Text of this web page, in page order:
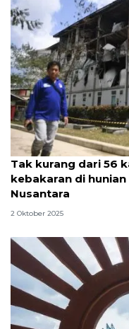
Tak kurang dari 56
kebakaran di
Nusantara
2 Oktober 2025